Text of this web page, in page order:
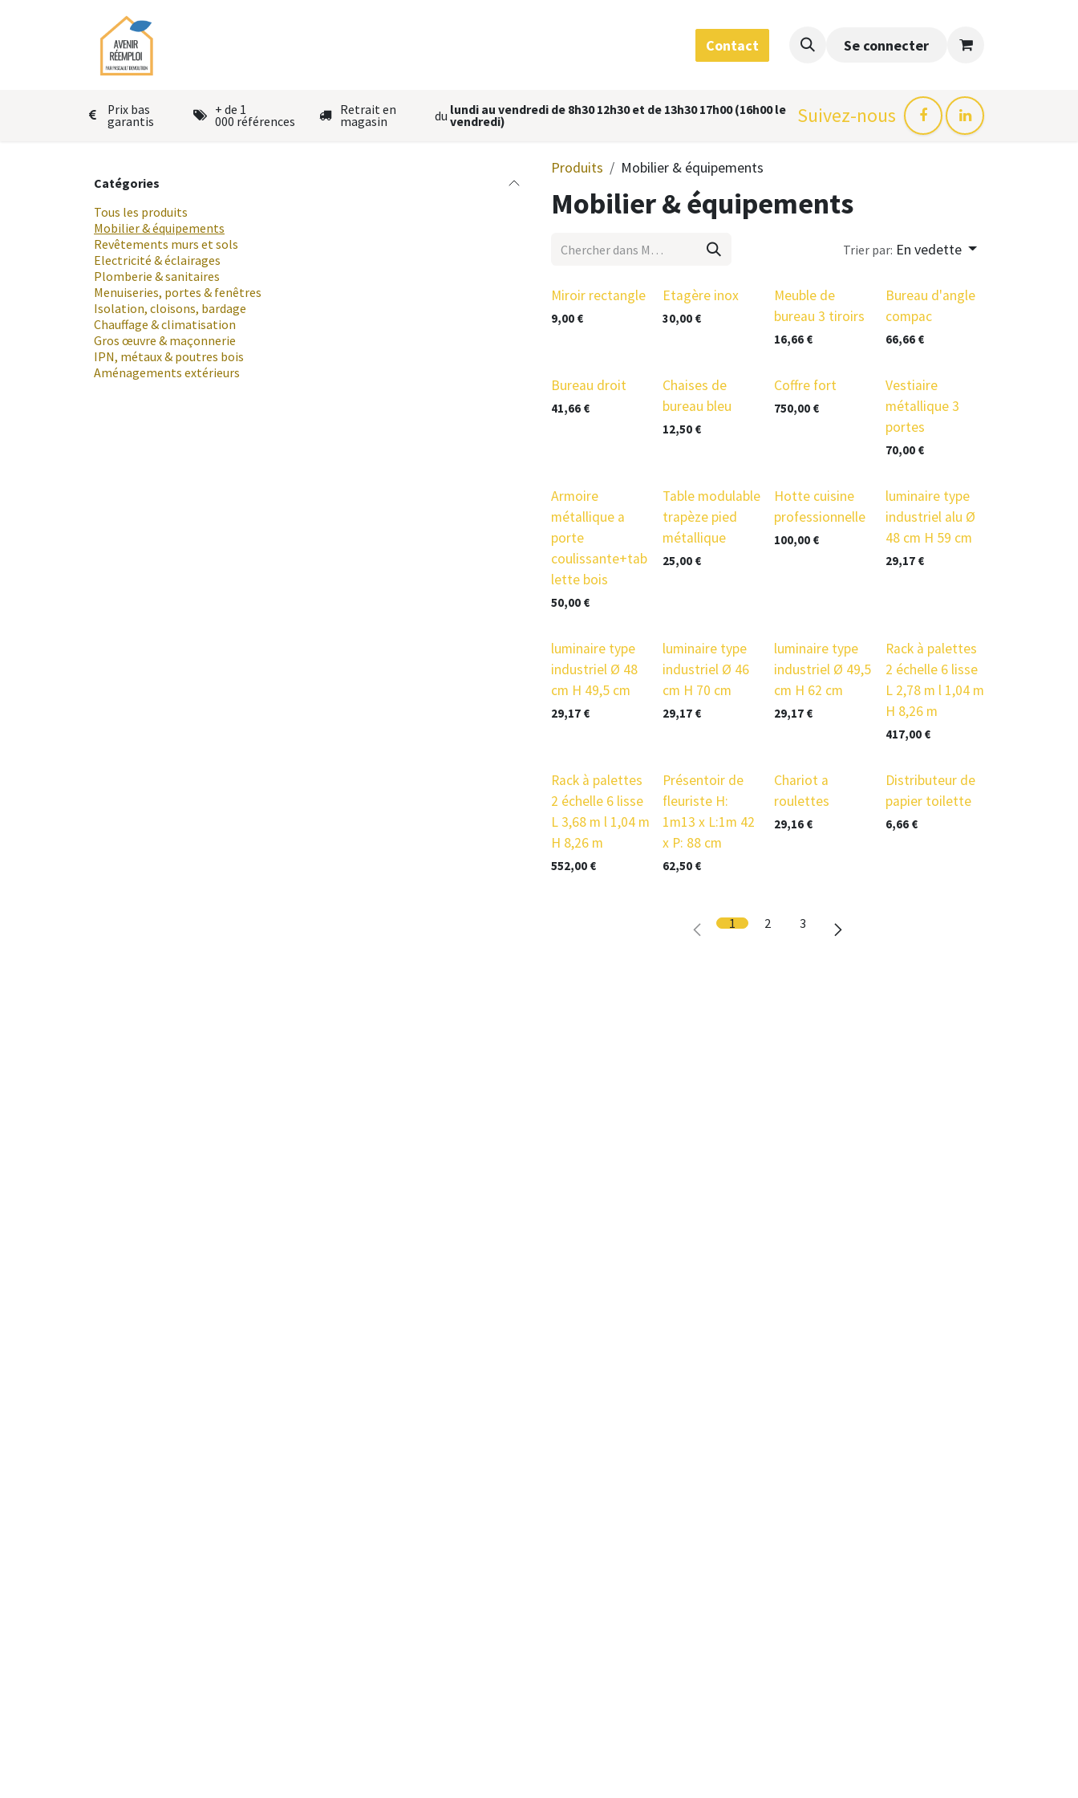
Contact Se connecter
Prix bas
garantis
+ de 1
000 références
Retrait en
magasin du lundi au vendredi de 8h30 12h30 et de 13h30 17h00 (16h00 le
vendredi) Suivez-nous
Catégories
Tous les produits
Mobilier & équipements
Revêtements murs et sols
Electricité & éclairages
Plomberie & sanitaires
Menuiseries, portes & fenêtres
Isolation, cloisons, bardage
Chauffage & climatisation
Gros œuvre & maçonnerie
IPN, métaux & poutres bois
Aménagements extérieurs
Produits Mobilier & équipements
Mobilier & équipements
Trier par: En vedette
Miroir rectangle
9,00 €
Etagère inox
30,00€ prix en baisse
Meuble de
bureau 3 tiroirs
16,66€
Bureau d'angle
compac
66,66€
prix en baisse
Bureau droit
41,66 €
Chaises de
bureau bleu
12,50€
Coffre fort
750,00€
Vestiaire
métallique 3
portes
70,00€
Armoire
métallique a
porte
coulissante+tab
lette bois
50,00 €
Table modulable
trapèze pied
métallique
25,00€
Hotte cuisine
professionnelle
100,00€
luminaire type
industriel alu Ø
48 cm H 59 cm
29,17€
luminaire type
industriel Ø 48
cm H 49,5 cm
29,17 €
luminaire type
industriel Ø 46
cm H 70 cm
29,17€
luminaire type
industriel Ø 49,5
cm H 62 cm
29,17€
Rack à palettes
2 échelle 6 lisse
L 2,78 m l 1,04 m
H 8,26 m
417,00€
Rack à palettes
2 échelle 6 lisse
L 3,68 m l 1,04 m
H 8,26 m
552,00 €
prix en baisse
Présentoir de
fleuriste H:
1m13 x L:1m 42
x P: 88 cm
62,50€
prix en baisse
Chariot a
roulettes
29,16€
Distributeur de
papier toilette
6,66€
1 2 3